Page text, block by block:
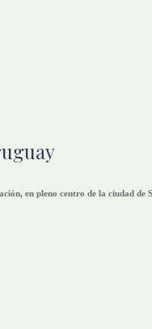
en pleno centro de la ciudad